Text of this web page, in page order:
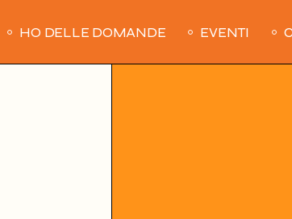
HO DELLE DOMANDE EVENTI